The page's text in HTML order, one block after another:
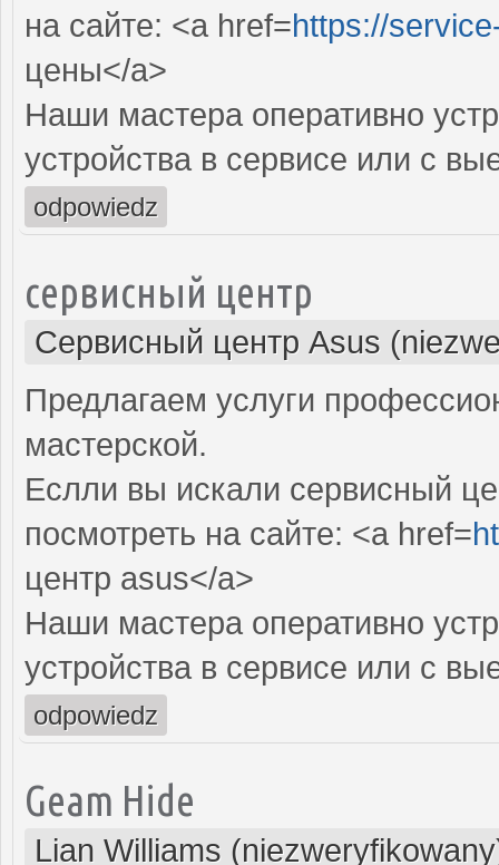
на сайте: <a href=https://
цены</a>
Наши мастера оперативно
устройства в сервисе или с
odpowiedz
сервисный центр
Сервисный центр Asus
Предлагаем услуги
мастерской.
Еслли вы искали сервисный
посмотреть на сайте: <a href=
центр asus</a>
Наши мастера оперативно
устройства в сервисе или с
odpowiedz
Geam Hide
Lian Williams